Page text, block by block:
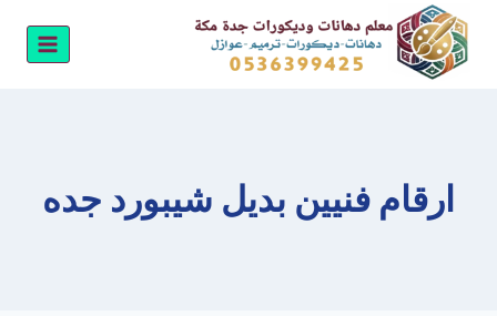
التجاوز
المحتوى
ارقام فنيين بديل شيبورد جده